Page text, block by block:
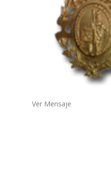
Ver Mensaje